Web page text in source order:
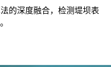
的深度融合，检测堤坝表